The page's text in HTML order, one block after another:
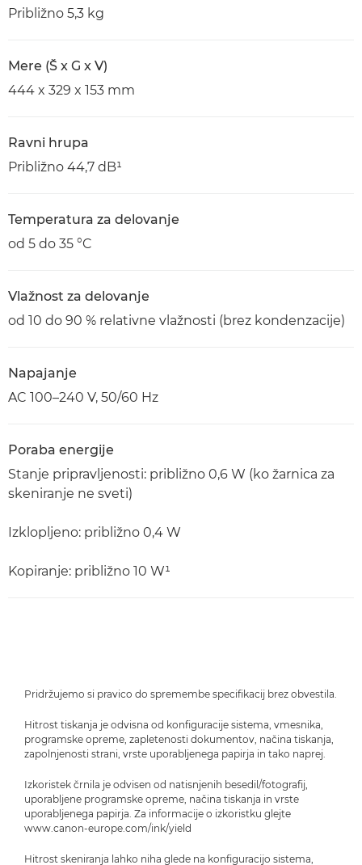
Približno 5,3 kg
Mere (Š x G x V)
444 x 329 x 153 mm
Ravni hrupa
Približno 44,7 dB¹
Temperatura za delovanje
od 5 do 35 °C
Vlažnost za delovanje
od 10 do 90 % relativne vlažnosti (brez kondenzacije)
Napajanje
AC 100–240 V, 50/60 Hz
Poraba energije
Stanje pripravljenosti: približno 0,6 W (ko žarnica za
skeniranje ne sveti)
Izklopljeno: približno 0,4 W
Kopiranje: približno 10 W¹
Pridržujemo si pravico do spremembe specifikacij brez obvestila.
Hitrost tiskanja je odvisna od konfiguracije sistema, vmesnika,
programske opreme, zapletenosti dokumentov, načina tiskanja,
zapolnjenosti strani, vrste uporabljenega papirja in tako naprej.
Izkoristek črnila je odvisen od natisnjenih besedil/fotografij,
uporabljene programske opreme, načina tiskanja in vrste
uporabljenega papirja. Za informacije o izkoristku glejte
www.canon-europe.com/ink/yield
Hitrost skeniranja lahko niha glede na konfiguracijo sistema,